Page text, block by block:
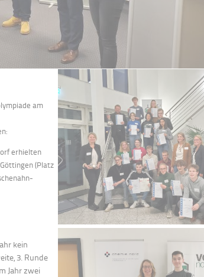
am
erhielten
(Platz
kein
3. Runde
Jahr zwei